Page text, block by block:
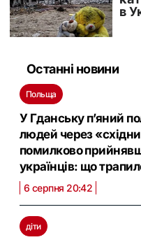
Останні новини
Польща
У Гданську п’яний
людей через
помилково
українців: що
6 серпня 20:42
діти